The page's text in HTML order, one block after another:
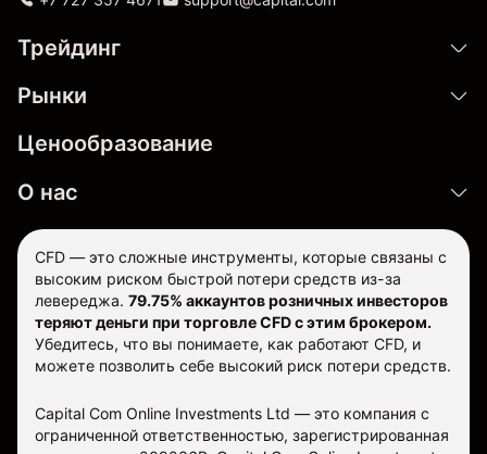
Трейдинг
Рынки
Ценообразование
О нас
CFD — это сложные инструменты, которые связаны с
высоким риском быстрой потери средств из-за
левереджа. 79.75% аккаунтов розничных инвесторов
теряют деньги при торговле CFD с этим брокером.
Убедитесь, что вы понимаете, как работают CFD, и
можете позволить себе высокий риск потери средств.
Capital Com Online Investments Ltd — это компания с
ограниченной ответственностью, зарегистрированная